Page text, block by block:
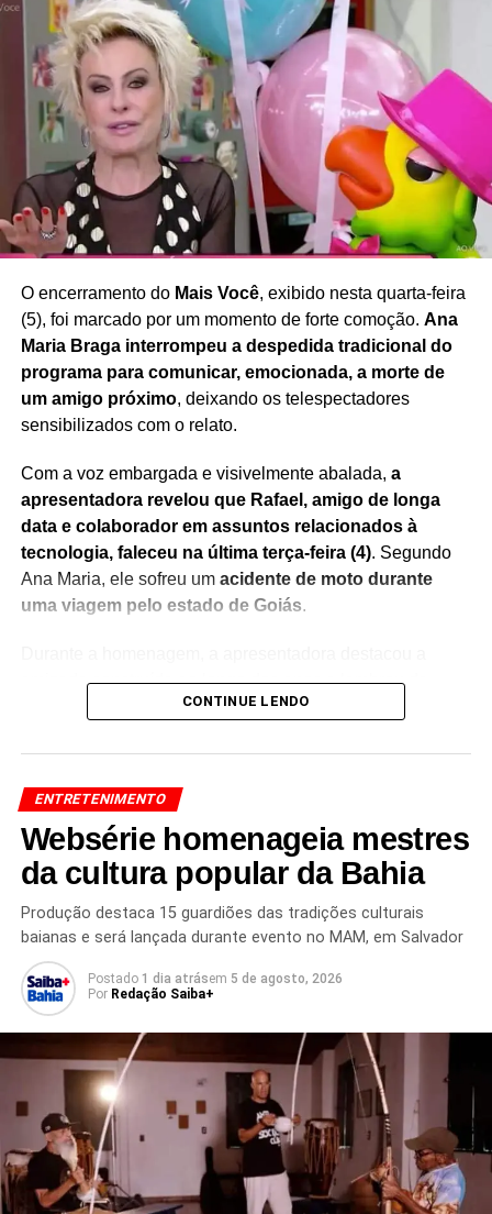
Com sua declaração, Leandra Leal reforça a
necessidade de ampliar o debate sobre imagem
corporal, saúde e bem-estar, defendendo uma
sociedade que valorize a diversidade e reduza a pressão
estética sobre mulheres de diferentes idades e perfis.
Redação Saiba+
O encerramento do Mais Você, exibido nesta quarta-feira
(5), foi marcado por um momento de forte comoção. Ana
Maria Braga interrompeu a despedida tradicional do
programa para comunicar, emocionada, a morte de
um amigo próximo, deixando os telespectadores
sensibilizados com o relato.
Com a voz embargada e visivelmente abalada, a
apresentadora revelou que Rafael, amigo de longa
data e colaborador em assuntos relacionados à
tecnologia, faleceu na última terça-feira (4). Segundo
Ana Maria, ele sofreu um acidente de moto durante
uma viagem pelo estado de Goiás.
amizade construída ao longo dos anos e lembrou da
importante contribuição de Rafael nos projetos
emoção, Ana Maria Braga chorou ao vivo, recebendo
manifestações de solidariedade do público nas redes
sociais.
O momento rapidamente repercutiu entre fãs e
internautas, que enviaram mensagens de apoio à
apresentadora e prestaram homenagens ao colaborador.
A despedida emocionada reforçou o carinho que Ana
Maria demonstrava pelo amigo e evidenciou o impacto da
perda em sua vida pessoal.
A comoção tomou conta do encerramento do
programa, transformando o tradicional momento de
despedida em uma homenagem marcada pela emoção e
pelo reconhecimento à trajetória de Rafael. A repercussão
do episódio também gerou inúmeras manifestações de
pesar entre telespectadores e admiradores da
apresentadora.
CONTINUE LENDO
ENTRETENIMENTO
Websérie homenageia mestres
da cultura popular da Bahia
Produção destaca 15 guardiões das tradições culturais
baianas e será lançada durante evento no MAM, em Salvador
Postado 1 dia atrásem 5 de agosto, 2026
Por Redação Saiba+